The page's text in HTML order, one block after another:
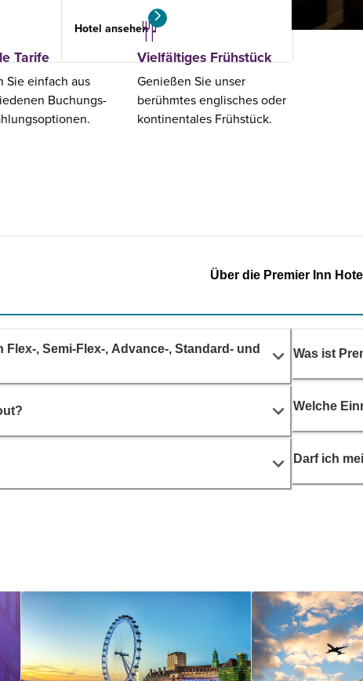
Hotel ansehen
Tarife
Sie einfach aus
Buchungs-
Vielfältiges Frühstück
Genießen Sie unser
berühmtes englisches oder
kontinentales Frühstück.
Über die Premier Inn
, Semi-Flex-, Advance-, Standard- und
Was ist
Welche
Darf ich